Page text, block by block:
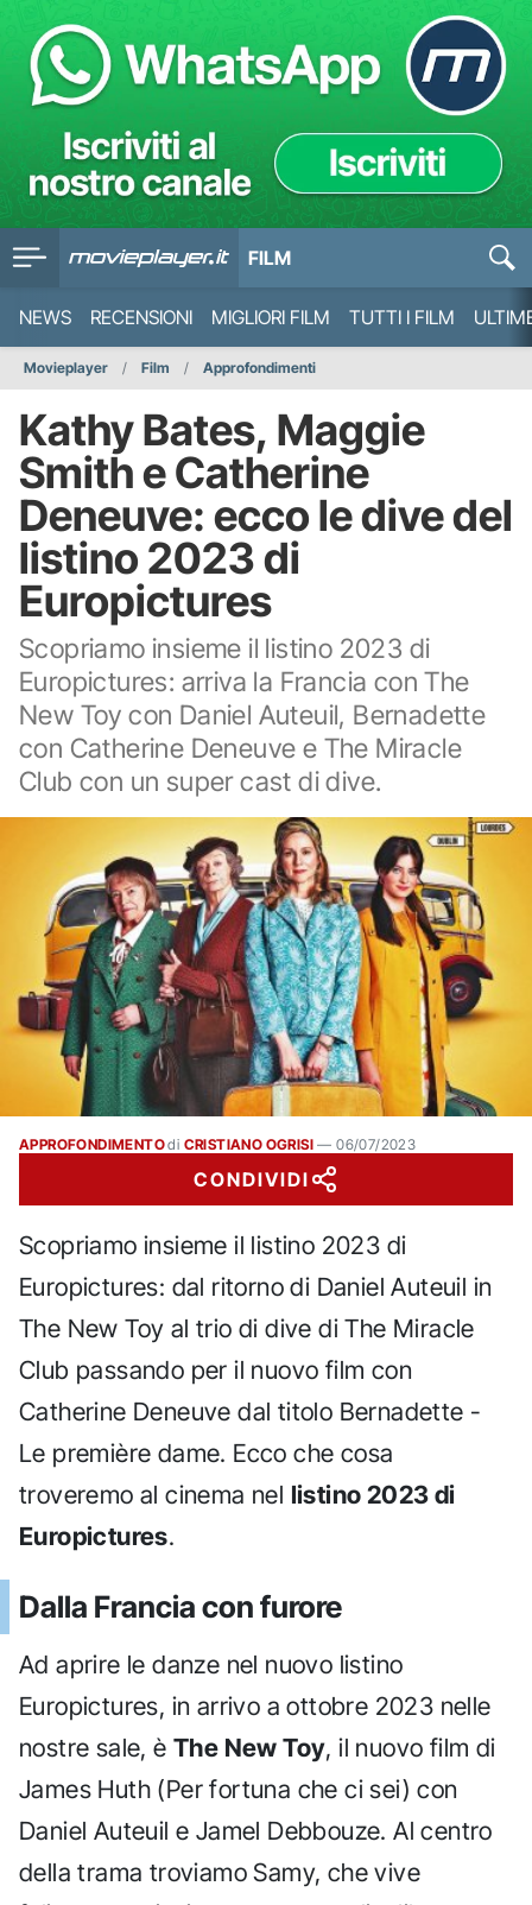
FILM
NEWS RECENSIONI MIGLIORI FILM TUTTI I FILM
Movieplayer Film Approfondimenti
Kathy Bates, Maggie
Smith e Catherine
Deneuve: ecco le dive del
listino 2023 di
Europictures
Scopriamo insieme il listino 2023 di
Europictures: arriva la Francia con The
New Toy con Daniel Auteuil, Bernadette
con Catherine Deneuve e The Miracle
Club con un super cast di dive.
APPROFONDIMENTOdi CRISTIANO OGRISI —06/07/2023
CONDIVIDI
Scopriamo insieme il listino 2023 di
Europictures: dal ritorno di Daniel Auteuil in
The New Toy al trio di dive di The Miracle
Club passando per il nuovo film con
Catherine Deneuve dal titolo Bernadette -
Le première dame. Ecco che cosa
troveremo al cinema nel listino 2023 di
Europictures.
Dalla Francia con furore
Ad aprire le danze nel nuovo listino
Europictures, in arrivo a ottobre 2023 nelle
nostre sale, èThe New Toy, il nuovo film di
James Huth (Per fortuna che ci sei) con
Daniel Auteuil e Jamel Debbouze. Al centro
della trama troviamo Samy, che vive